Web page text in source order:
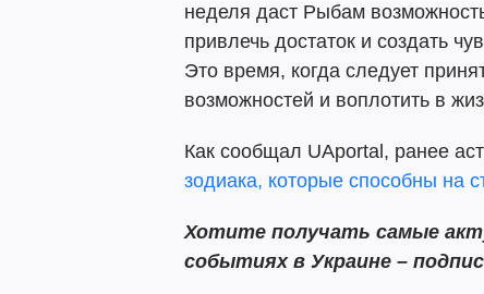
неделя даст Рыбам
привлечь достаток и создать
Это время, когда следует
возможностей и воплотить в
Как сообщал UAportal, ранее
зодиака, которые способны на
Хотите получать самые
событиях в Украине –